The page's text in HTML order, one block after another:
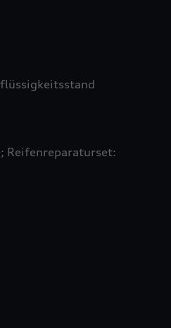
Reifenreparaturset: